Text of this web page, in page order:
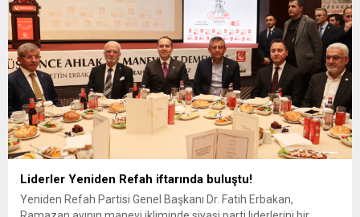
Liderler Yeniden Refah iftarında buluştu!
Yeniden Refah Partisi Genel Başkanı Dr. Fatih Erbakan,